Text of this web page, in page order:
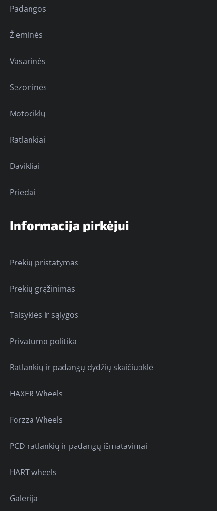
Padangos
Žieminės
Vasarinės
Sezoninės
Motociklų
Ratlankiai
Davikliai
Priedai
Informacija pirkėjui
Prekių pristatymas
Prekių grąžinimas
Taisyklės ir sąlygos
Privatumo politika
Ratlankių ir padangų dydžių skaičiuoklė
HAXER Wheels
Forzza Wheels
PCD ratlankių ir padangų išmatavimai
HART wheels
Galerija